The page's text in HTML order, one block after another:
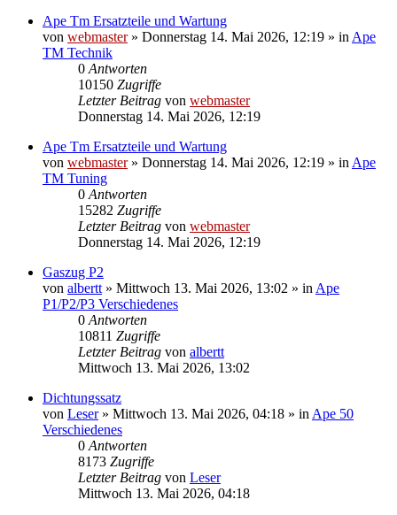
Ape Tm Ersatzteile und Wartung
von webmaster» Donnerstag 14. Mai 2026, 12:19 » in Ape
TM Technik
0 Antworten
10150 Zugriffe
Letzter Beitrag von webmaster
Donnerstag 14. Mai 2026, 12:19
Ape Tm Ersatzteile und Wartung
von webmaster» Donnerstag 14. Mai 2026, 12:19 » in Ape
TM Tuning
0 Antworten
15282 Zugriffe
Letzter Beitrag von webmaster
Donnerstag 14. Mai 2026, 12:19
Gaszug P2
von albertt » Mittwoch 13. Mai 2026, 13:02 » in Ape
P1/P2/P3 Verschiedenes
0 Antworten
10811 Zugriffe
Letzter Beitrag von albertt
Mittwoch 13. Mai 2026, 13:02
Dichtungssatz
von Leser» Mittwoch 13. Mai 2026, 04:18 » in Ape 50
Verschiedenes
0 Antworten
8173 Zugriffe
Letzter Beitrag von Leser
Mittwoch 13. Mai 2026, 04:18